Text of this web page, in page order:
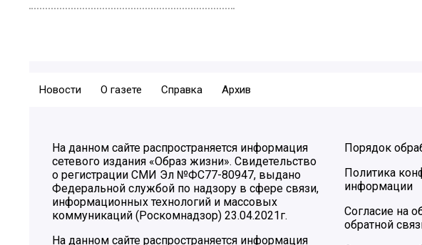
Новости О газете Справка Архив
На данном сайте распространяется информация
сетевого издания «Образ жизни». Свидетельство
о регистрации СМИ Эл №ФС77-80947, выдано
Федеральной службой по надзору в сфере связи,
информационных технологий и массовых
коммуникаций (Роскомнадзор) 23.04.2021г.
На данном сайте распространяется информация
Порядок
Политика
информации
Согласие на
обратной